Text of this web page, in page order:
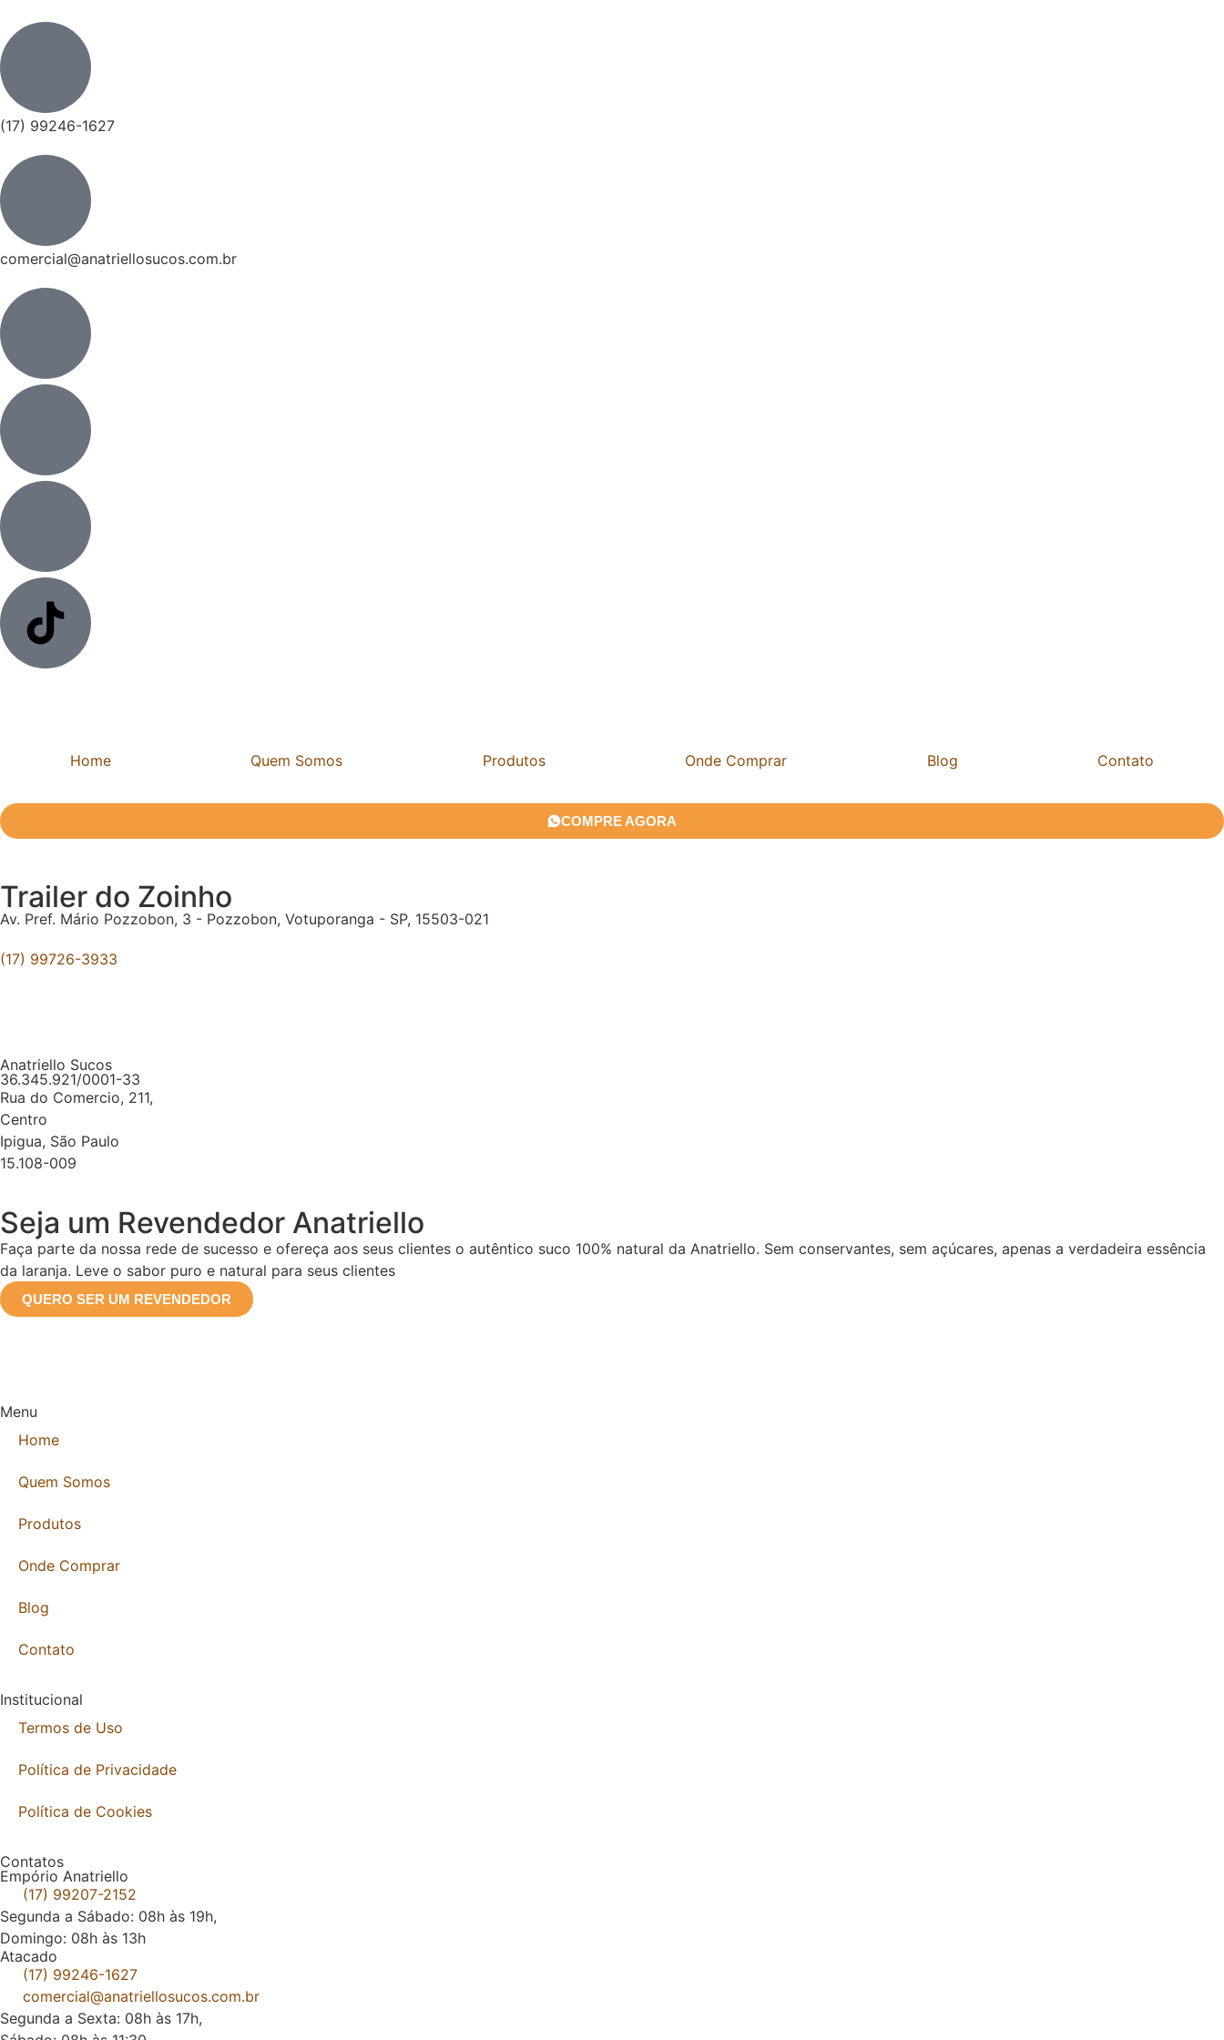
(17) 99246-1627
comercial@anatriellosucos.com.br
Home Quem Somos Produtos Onde Comprar Blog Contato
COMPRE AGORA
Trailer do Zoinho
Av. Pref. Mário Pozzobon, 3 - Pozzobon, Votuporanga - SP, 15503-021
(17) 99726-3933
Anatriello Sucos
36.345.921/0001-33
Rua do Comercio, 211,
Centro
Ipigua, São Paulo
15.108-009
Seja um Revendedor Anatriello
Faça parte da nossa rede de sucesso e ofereça aos seus clientes o autêntico suco 100% natural da Anatriello. Sem conservantes, sem açúcares, apenas a verdadeira essência
da laranja. Leve o sabor puro e natural para seus clientes
QUERO SER UM REVENDEDOR
Menu
Home
Quem Somos
Produtos
Onde Comprar
Blog
Contato
Institucional
Termos de Uso
Política de Privacidade
Política de Cookies
Contatos
Empório Anatriello
(17) 99207-2152
Segunda a Sábado: 08h às 19h,
Domingo: 08h às 13h
Atacado
(17) 99246-1627
comercial@anatriellosucos.com.br
Segunda a Sexta: 08h às 17h,